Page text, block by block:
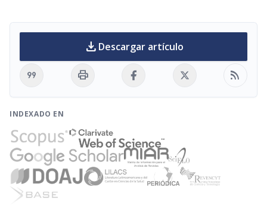
download Descargar artículo
format_quote print rss_feed
INDEXADO EN